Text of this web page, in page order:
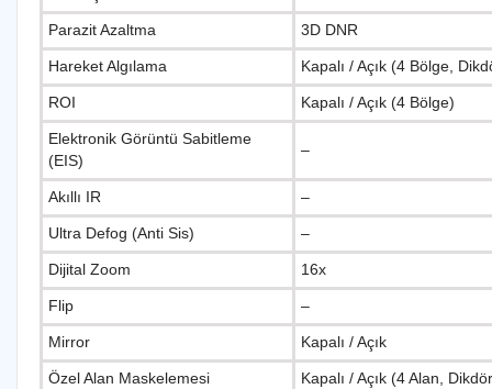
Parazit Azaltma 3D DNR
Hareket Algılama Kapalı / Açık (4 Bölge,
ROI Kapalı / Açık (4 Bölge)
Elektronik Görüntü Sabitleme
(EIS)
–
Akıllı IR –
Ultra Defog (Anti Sis) –
Dijital Zoom 16x
Flip –
Mirror Kapalı / Açık
Özel Alan Maskelemesi Kapalı / Açık (4 Alan,